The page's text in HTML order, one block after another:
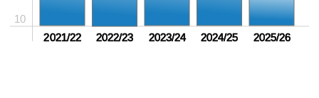
10
2021/22 2022/23 2023/24 2024/25 2025/26